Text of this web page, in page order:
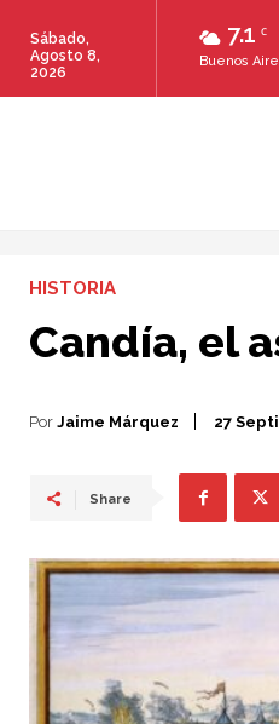
7.1 C
Buenos
Sábado,
Agosto 8,
2026
HISTORIA
Candía, el
Por Jaime Márquez 27
Share